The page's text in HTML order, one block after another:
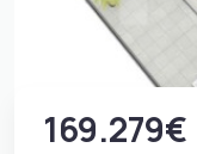
169.279€